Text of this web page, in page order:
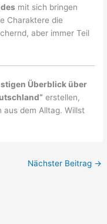
mit sich bringen
Charaktere die
aber immer Teil
Überblick über
erstellen,
aus dem Alltag. Willst
Nächster Beitrag →